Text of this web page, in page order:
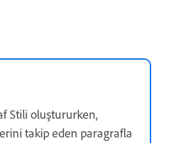
Stili oluştururken,
takip eden paragrafla